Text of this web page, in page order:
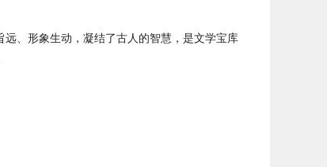
、形象生动，凝结了古人的智慧，是文学宝库